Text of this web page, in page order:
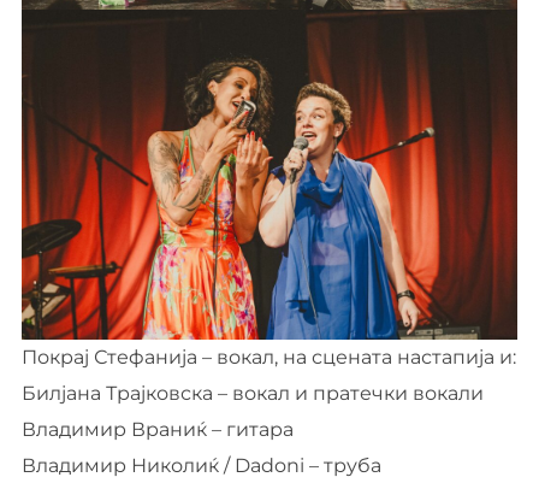
Покрај Стефанија – вокал, на сцената настапија и:
Билјана Трајковска – вокал и пратечки вокали
Владимир Враниќ – гитара
Владимир Николиќ / Dadoni – труба